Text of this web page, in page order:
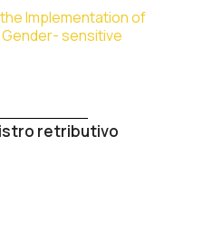
Implementation of
sensitive
retributivo